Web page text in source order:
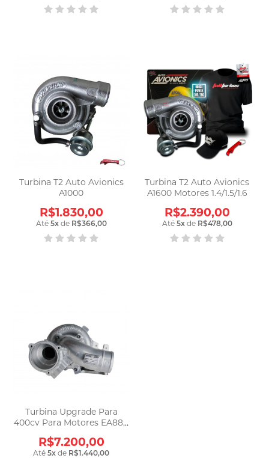
Turbina T2 Auto Avionics
A1000
R$1.830,00
Até 5xde R$366,00
Turbina T2 Auto Avionics
A1600 Motores 1.4/1.5/1.6
R$2.390,00
Até 5xde R$478,00
Turbina Upgrade Para
400cv Para Motores EA888
R$7.200,00
Até5x de R$1.440,00